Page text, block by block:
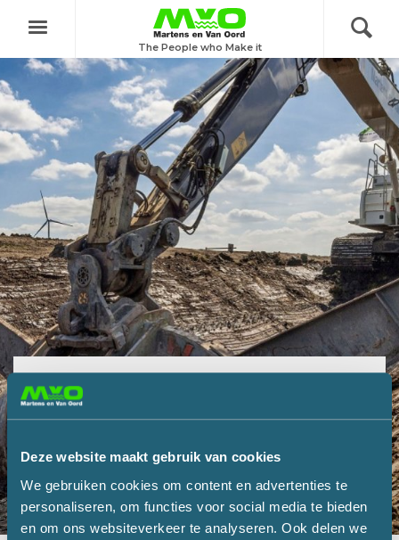
Deze website maakt gebruik van cookies
We gebruiken cookies om content en advertenties te
personaliseren, om functies voor social media te bieden
en om ons websiteverkeer te analyseren. Ook delen we
Menu The People who Make it
Martens and Van Oord applies general terms
and conditions. These can be found below.